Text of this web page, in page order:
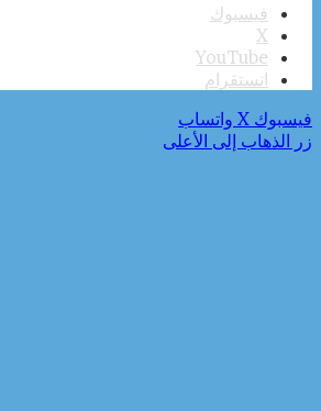
فيسبوك
‫X
‫YouTube
انستقرام
فيسبوك ‫X واتساب
زر الذهاب إلى الأعلى